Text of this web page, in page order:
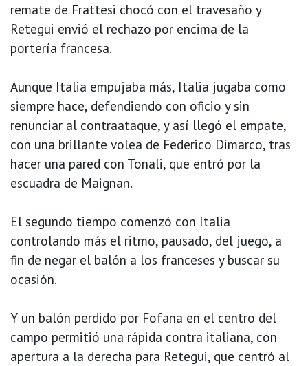
remate de Frattesi chocó con el travesaño y
Retegui envió el rechazo por encima de la
portería francesa.
Aunque Italia empujaba más, Italia jugaba como
siempre hace, defendiendo con oficio y sin
renunciar al contraataque, y así llegó el empate,
con una brillante volea de Federico Dimarco, tras
hacer una pared con Tonali, que entró por la
escuadra de Maignan.
El segundo tiempo comenzó con Italia
controlando más el ritmo, pausado, del juego, a
fin de negar el balón a los franceses y buscar su
ocasión.
Y un balón perdido por Fofana en el centro del
campo permitió una rápida contra italiana, con
apertura a la derecha para Retegui, que centró al